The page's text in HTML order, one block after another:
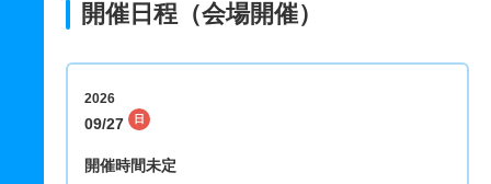
開催日程（会場開催）
2026
09/27 日
開催時間未定